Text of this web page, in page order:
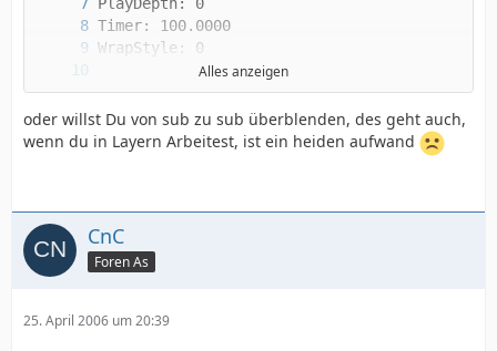
Alles anzeigen
oder willst Du von sub zu sub überblenden, des geht auch,
wenn du in Layern Arbeitest, ist ein heiden aufwand
CnC
Foren As
25. April 2006 um 20:39